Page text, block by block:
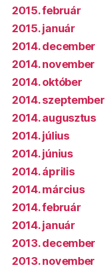
2015. február
2015. január
2014. december
2014. november
2014. október
2014. szeptember
2014. augusztus
2014. július
2014. június
2014. április
2014. március
2014. február
2014. január
2013. december
2013. november